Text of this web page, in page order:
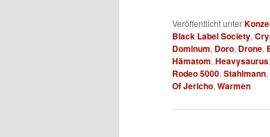
Veröffentlicht unter
Black Label Society,
Dominum, Doro, Drone,
Hämatom, Heavysaurus,
Rodeo 5000, Stahlmann,
Of Jericho, Warmen